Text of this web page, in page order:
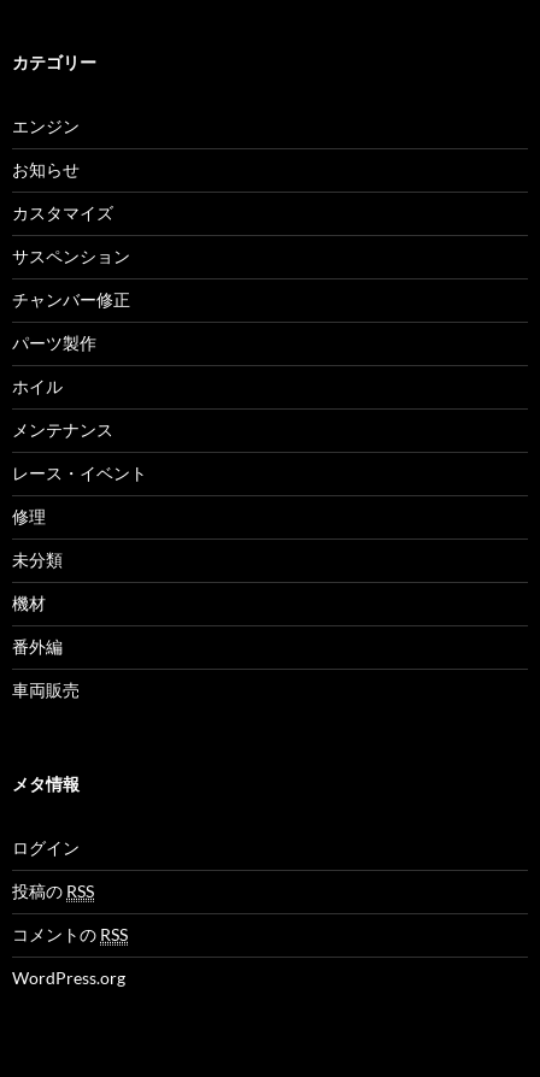
カテゴリー
エンジン
お知らせ
カスタマイズ
サスペンション
チャンバー修正
パーツ製作
ホイル
メンテナンス
レース・イベント
修理
未分類
機材
番外編
車両販売
メタ情報
ログイン
投稿の RSS
コメントの RSS
WordPress.org